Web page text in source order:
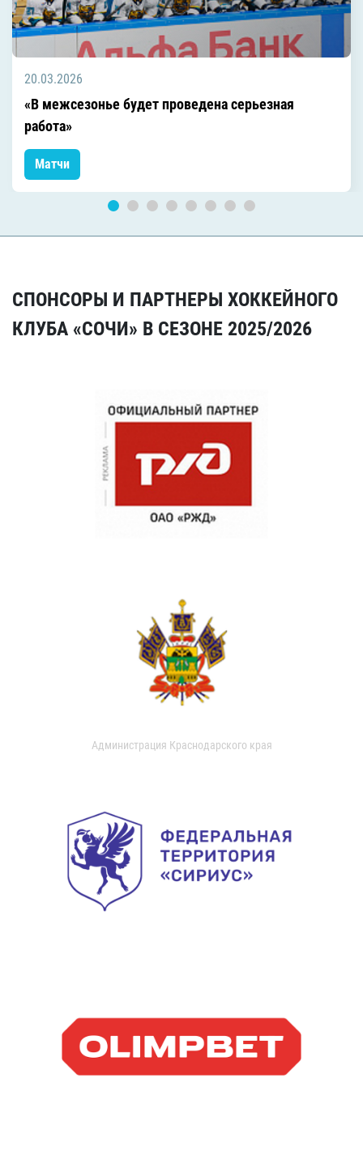
20.03.2026
«В межсезонье будет проведена серьезная
работа»
Матчи
СПОНСОРЫ И ПАРТНЕРЫ ХОККЕЙНОГО
КЛУБА «СОЧИ» В СЕЗОНЕ 2025/2026
Администрация Краснодарского края